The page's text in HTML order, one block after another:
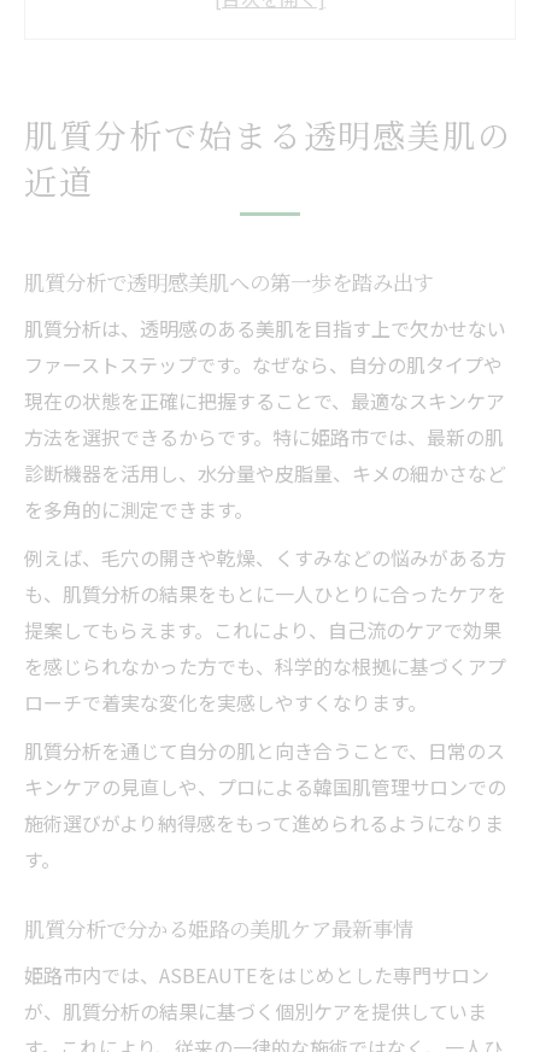
肌質分析結果から考える毛穴悩み対策法
姫路市で話題の韓国肌管理体験記
韓国肌管理体験で分かる肌質分析の効果実
姫路市で肌質分析体験が叶うサロンの特徴
韓国肌管理専門店の肌質分析レビューを紹
介
肌質分析体験で知る韓国式肌管理の流れ
姫路市の肌質分析で得た透明感アップ体験
談
姫路で自分に最適な肌質分析を受けるコツ
肌質分析で叶えるパーソナル美肌ケアの選
択
姫路の韓国肌管理で肌質分析を活かす方法
肌質分析から始める自分専用スキンケアの
作り方
肌質分析の結果を日常ケアに反映するヒン
肌質分析ではっきり分かる韓国式肌管理の
効果
韓国式肌管理後の肌質分析レビューを徹底
肌質分析で始まる透明感美肌の
近道
肌質分析で透明感美肌への第一歩を踏み出す
肌質分析は、透明感のある美肌を目指す上で欠かせない
ファーストステップです。なぜなら、自分の肌タイプや
現在の状態を正確に把握することで、最適なスキンケア
方法を選択できるからです。特に姫路市では、最新の肌
診断機器を活用し、水分量や皮脂量、キメの細かさなど
を多角的に測定できます。
例えば、毛穴の開きや乾燥、くすみなどの悩みがある方
も、肌質分析の結果をもとに一人ひとりに合ったケアを
提案してもらえます。これにより、自己流のケアで効果
を感じられなかった方でも、科学的な根拠に基づくアプ
ローチで着実な変化を実感しやすくなります。
肌質分析を通じて自分の肌と向き合うことで、日常のス
キンケアの見直しや、プロによる韓国肌管理サロンでの
施術選びがより納得感をもって進められるようになりま
す。
肌質分析で分かる姫路の美肌ケア最新事情
姫路市内では、ASBEAUTEをはじめとした専門サロン
が、肌質分析の結果に基づく個別ケアを提供していま